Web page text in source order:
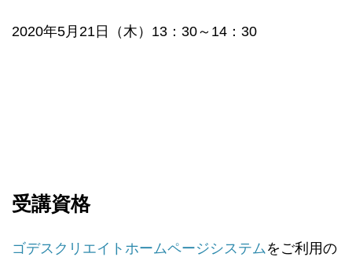
2020年5月21日（木）13：30～14：30
受講資格
ゴデスクリエイトホームページシステム をご利用の